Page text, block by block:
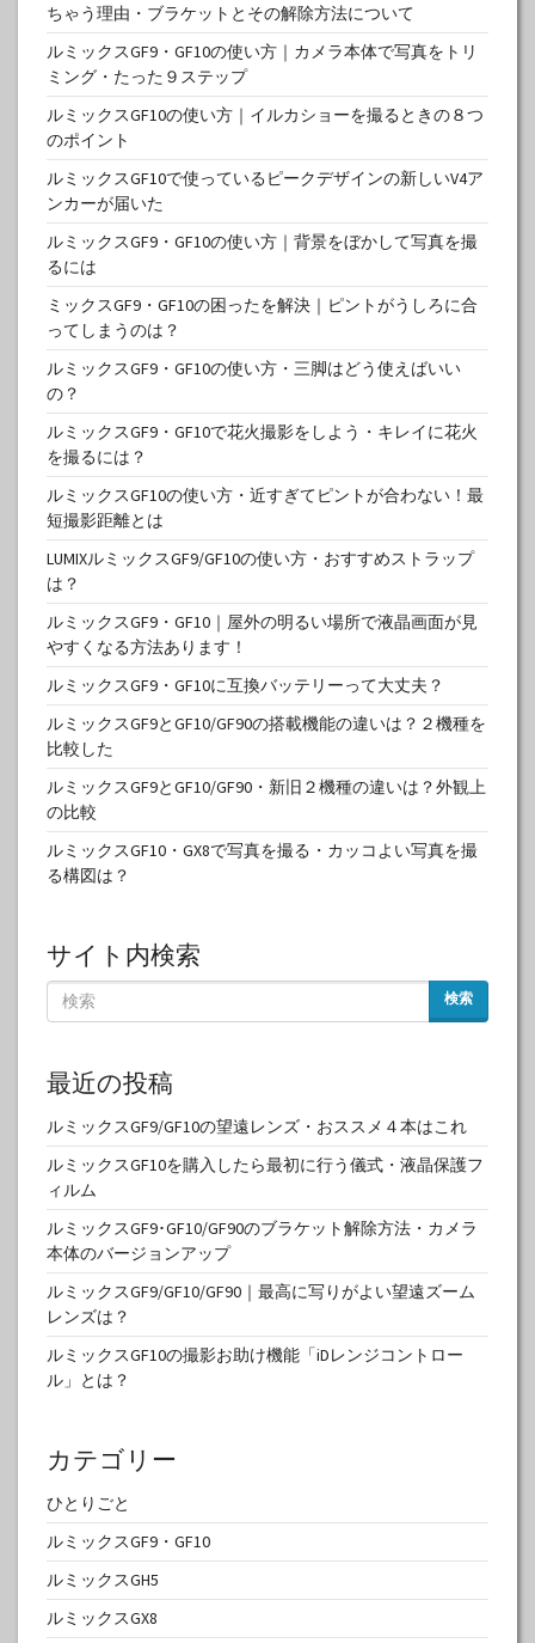
ちゃう理由・ブラケットとその解除方法について
ルミックスGF9・GF10の使い方｜カメラ本体で写真をトリ
ミング・たった９ステップ
ルミックスGF10の使い方｜イルカショーを撮るときの８つ
のポイント
ルミックスGF10で使っているピークデザインの新しいV4ア
ンカーが届いた
ルミックスGF9・GF10の使い方｜背景をぼかして写真を撮
るには
ミックスGF9・GF10の困ったを解決｜ピントがうしろに合
ってしまうのは？
ルミックスGF9・GF10の使い方・三脚はどう使えばいい
の？
ルミックスGF9・GF10で花火撮影をしよう・キレイに花火
を撮るには？
ルミックスGF10の使い方・近すぎてピントが合わない！最
短撮影距離とは
LUMIXルミックスGF9/GF10の使い方・おすすめストラップ
は？
ルミックスGF9・GF10｜屋外の明るい場所で液晶画面が見
やすくなる方法あります！
ルミックスGF9・GF10に互換バッテリーって大丈夫？
ルミックスGF9とGF10/GF90の搭載機能の違いは？２機種を
比較した
ルミックスGF9とGF10/GF90・新旧２機種の違いは？外観上
の比較
ルミックスGF10・GX8で写真を撮る・カッコよい写真を撮
る構図は？
サイト内検索
検索
最近の投稿
ルミックスGF9/GF10の望遠レンズ・おススメ４本はこれ
ルミックスGF10を購入したら最初に行う儀式・液晶保護フ
ィルム
ルミックスGF9･GF10/GF90のブラケット解除方法・カメラ
本体のバージョンアップ
ルミックスGF9/GF10/GF90｜最高に写りがよい望遠ズーム
レンズは？
ルミックスGF10の撮影お助け機能「iDレンジコントロー
ル」とは？
カテゴリー
ひとりごと
ルミックスGF9・GF10
ルミックスGH5
ルミックスGX8